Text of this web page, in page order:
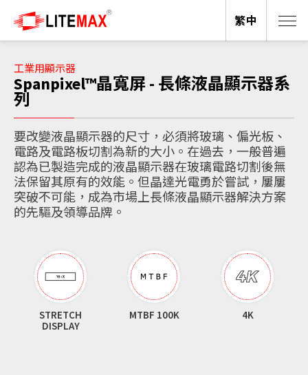
工業用顯示器
Spanpixel™晶寬屏 - 長條液晶顯示器系
列
要改變液晶顯示器的尺寸，必須將玻璃、偏光板、
電路及電路板切割為新的大小。在過去，一般普遍
認為已製造完成的液晶顯示器在玻璃電路切割後無
法保留其原有的效能。但晶達光電勇於嘗試，屢屢
突破不可能，成為市場上長條液晶顯示器解決方案
的先驅及領導品牌。
STRETCH
DISPLAY
MTBF 100K 4K
繁中